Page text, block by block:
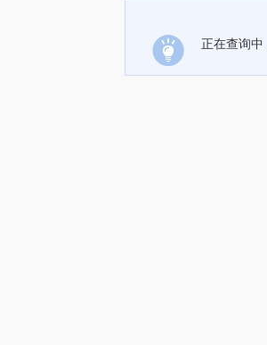
正在查询中